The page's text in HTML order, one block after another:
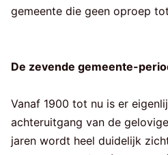
gemeente die geen oproep
De zevende gemeente-
Vanaf 1900 tot nu is er
achteruitgang van de
jaren wordt heel duidelijk